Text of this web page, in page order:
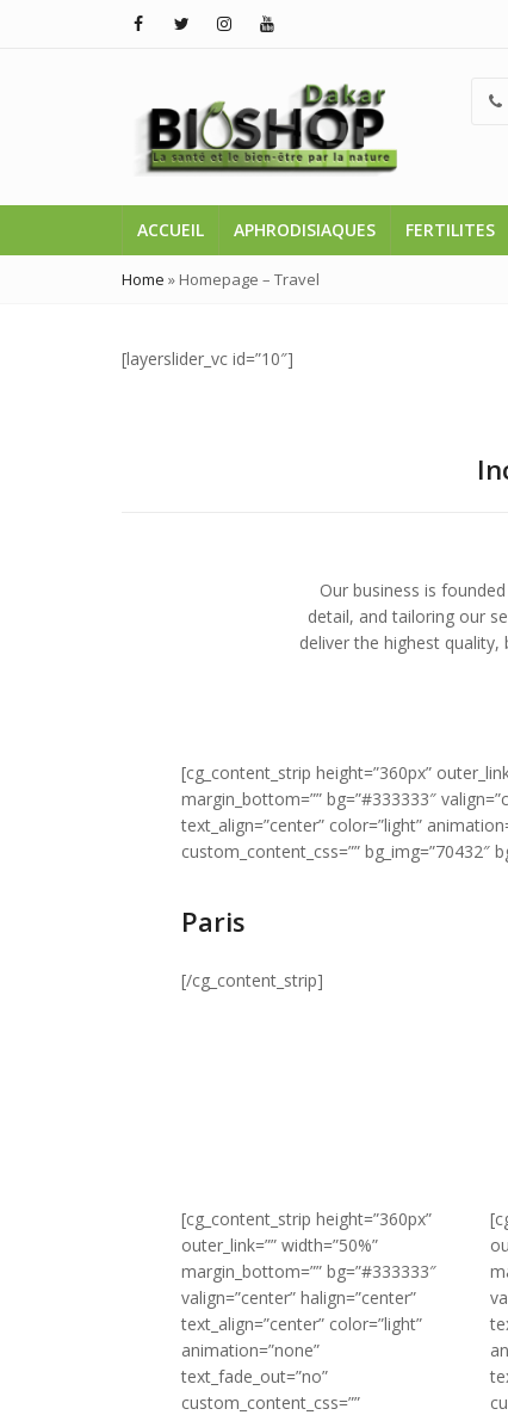
ACCUEIL APHRODISIAQUES FERTILITES
Home » Homepage – Travel
[layerslider_vc id=”10″]
Our business is
detail, and tailoring our
deliver the highest
[cg_content_strip height=”360px”
margin_bottom=”” bg=”#333333″
text_align=”center” color=”light”
custom_content_css=”” bg_img=”70432″
Paris
[/cg_content_strip]
[cg_content_strip height=”360px”
outer_link=”” width=”50%”
margin_bottom=”” bg=”#333333″
valign=”center” halign=”center”
text_align=”center” color=”light”
animation=”none”
text_fade_out=”no”
custom_content_css=””